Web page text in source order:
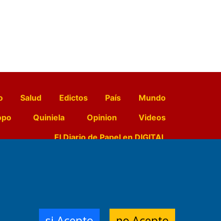
Salud Edictos País
Mundo
Quiniela Opinion
Videos
El Diario de Papel en DIGITAL